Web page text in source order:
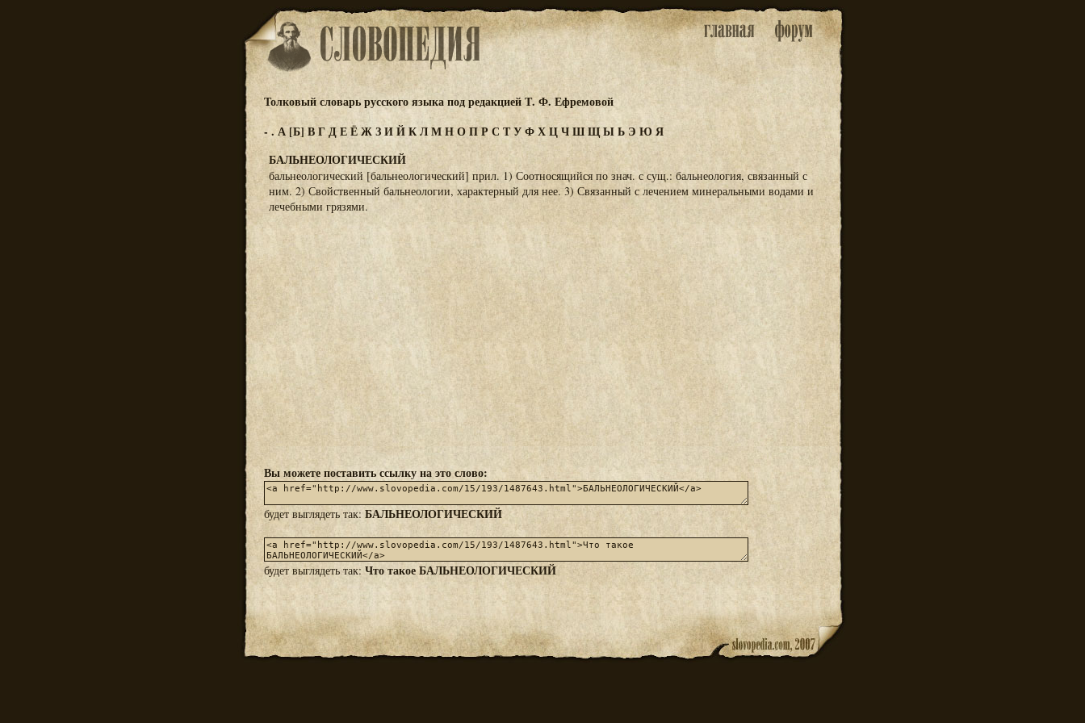
Толковый словарь русского языка под редакцией Т. Ф. Ефремовой
-. А[Б] ВГДЕЁЖЗИЙКЛМНОПР С ТУФХЦЧШЩЫЬ Э Ю Я
БАЛЬНЕОЛОГИЧЕСКИЙ
бальнеологический [бальнеологический] прил. 1) Соотносящийся по знач. с сущ.: бальнеология, связанный с
ним. 2) Свойственный бальнеологии, характерный для нее. 3) Связанный с лечением минеральными водами и
лечебными грязями.
Вы можете поставить ссылку на это слово:
будет выглядеть так: БАЛЬНЕОЛОГИЧЕСКИЙ
будет выглядеть так: Что такое БАЛЬНЕОЛОГИЧЕСКИЙ